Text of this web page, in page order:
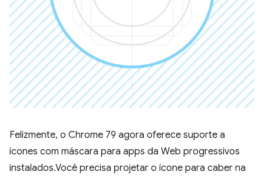
Felizmente, o Chrome 79 agora oferece suporte a
ícones com máscara para apps da Web progressivos
instalados.Você precisa projetar o ícone para caber na